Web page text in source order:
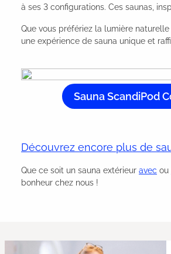
à ses 3 configurations. Ces saunas,
Que vous préfériez la lumière
une expérience de sauna unique et
Sauna ScandiPod
Découvrez encore plus de
Que ce soit un sauna extérieur avec ou
bonheur chez nous !